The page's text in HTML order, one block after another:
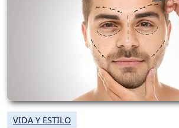
VIDA Y ESTILO